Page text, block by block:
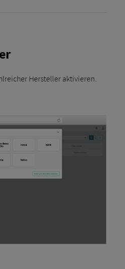
Hersteller aktivieren.